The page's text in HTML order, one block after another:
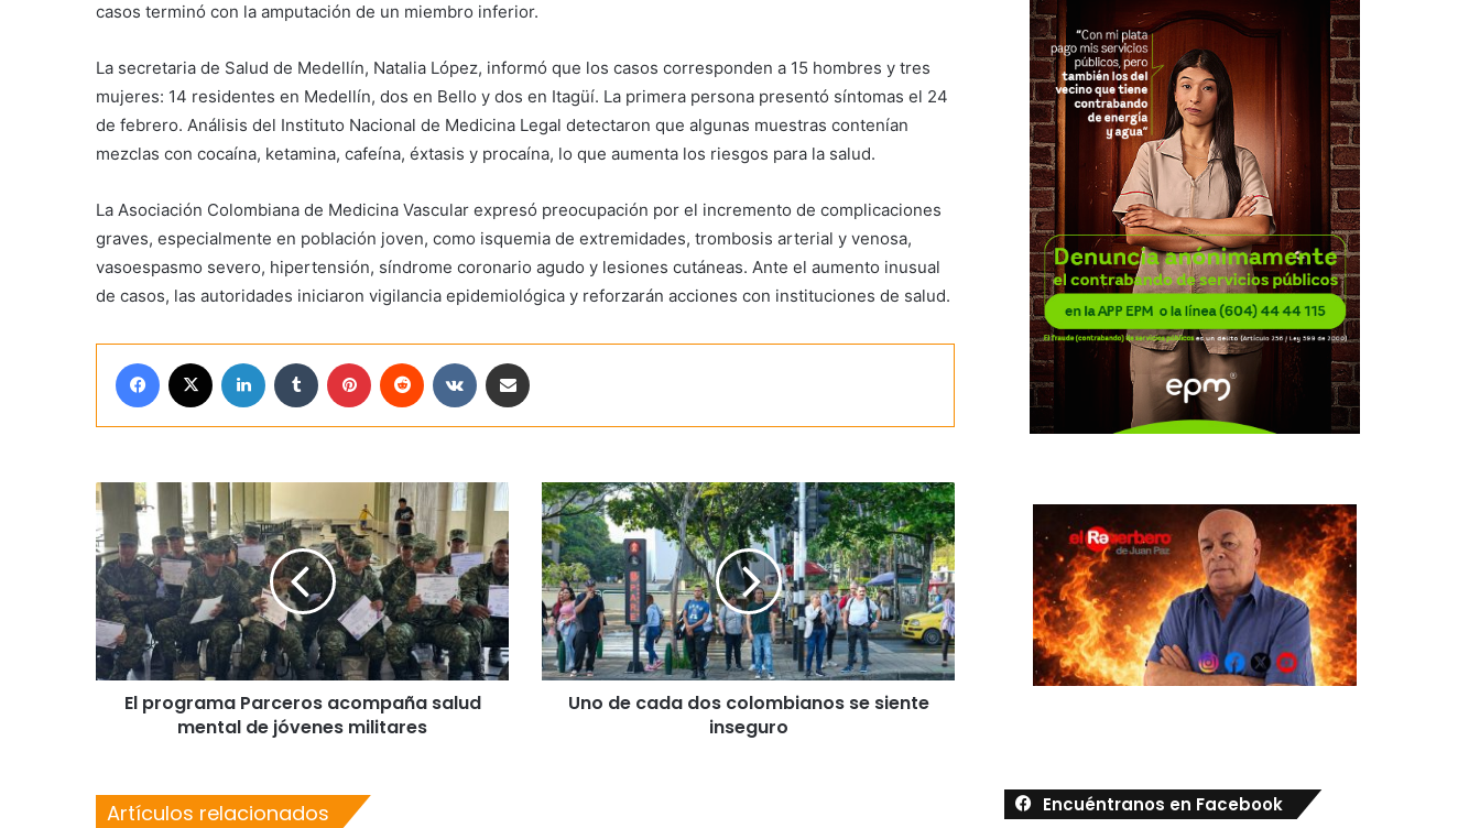
casos terminó con la amputación de un miembro inferior.
La secretaria de Salud de Medellín, Natalia López, informó que los casos corresponden a 15 hombres y tres
mujeres: 14 residentes en Medellín, dos en Bello y dos en Itagüí. La primera persona presentó síntomas el 24
de febrero. Análisis del Instituto Nacional de Medicina Legal detectaron que algunas muestras contenían
mezclas con cocaína, ketamina, cafeína, éxtasis y procaína, lo que aumenta los riesgos para la salud.
La Asociación Colombiana de Medicina Vascular expresó preocupación por el incremento de complicaciones
graves, especialmente en población joven, como isquemia de extremidades, trombosis arterial y venosa,
vasoespasmo severo, hipertensión, síndrome coronario agudo y lesiones cutáneas. Ante el aumento inusual
de casos, las autoridades iniciaron vigilancia epidemiológica y reforzarán acciones con instituciones de salud.
Facebook LinkedIn Tumblr Pinterest Reddit VKontakte
El programa Parceros acompaña salud
mental de jóvenes militares
Uno de cada dos colombianos se siente
inseguro
Artículos relacionados Encuéntranos en Facebook